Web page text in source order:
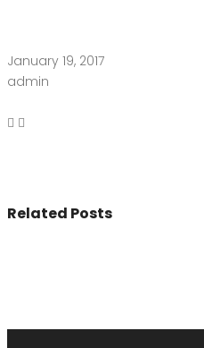
January 19, 2017
admin
Related Posts